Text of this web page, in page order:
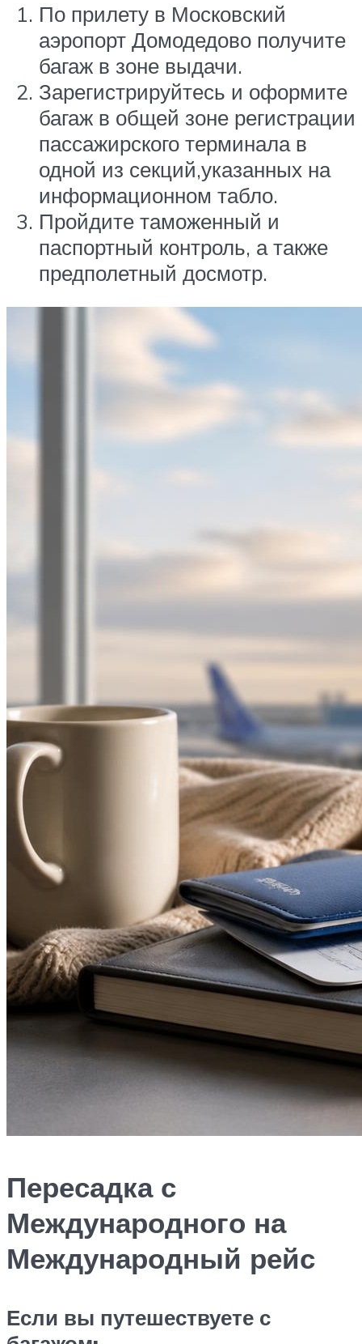
По прилету в Московский
аэропорт Домодедово получите
багаж в зоне выдачи.
Зарегистрируйтесь и оформите
багаж в общей зоне регистрации
пассажирского терминала в
одной из секций,указанных на
информационном табло.
Пройдите таможенный и
паспортный контроль, а также
предполетный досмотр.
Пересадка с
Международного на
Международный рейс
Если вы путешествуете с